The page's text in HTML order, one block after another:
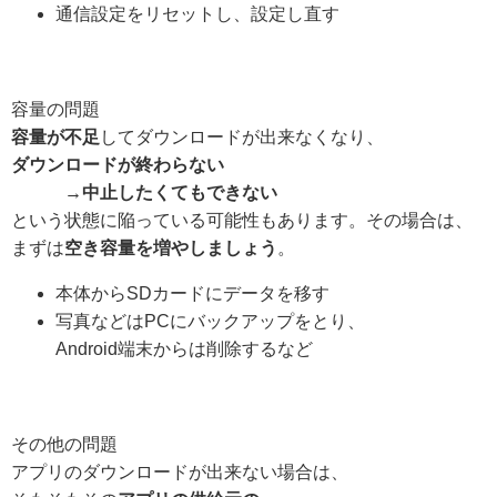
通信設定をリセットし、設定し直す
容量の問題
容量が不足 してダウンロードが出来なくなり、
ダウンロードが終わらない
→中止したくてもできない
という状態に陥っている可能性もあります。 その場合は、
まずは空き容量を増やしましょう 。
本体からSDカードにデータを移す
写真などはPCにバックアップをとり、
Android端末からは削除するなど
その他の問題
アプリのダウンロードが出来ない場合は、